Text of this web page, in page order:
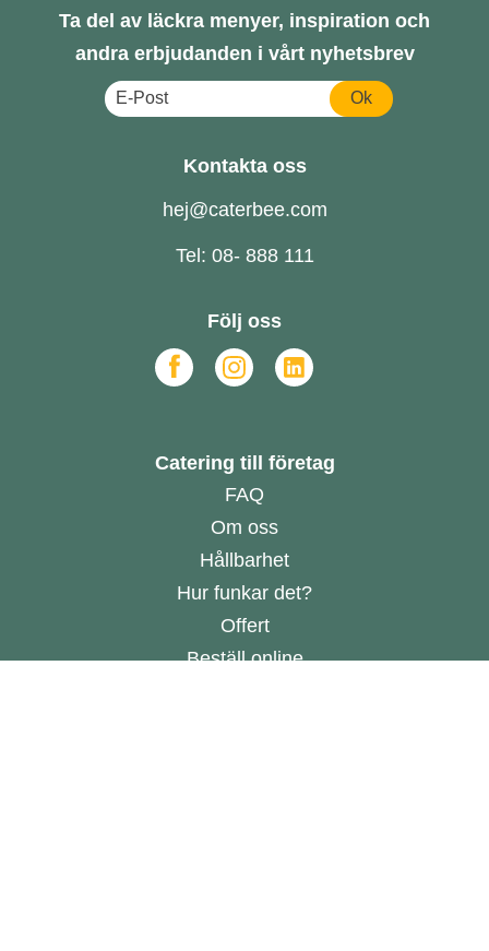
Ta del av läckra menyer, inspiration och
andra erbjudanden i vårt nyhetsbrev
Ok
Kontakta oss
hej@caterbee.com
Tel: 08- 888 111
Följ oss
Catering till företag
FAQ
Om oss
Hållbarhet
Hur funkar det?
Offert
Beställ online